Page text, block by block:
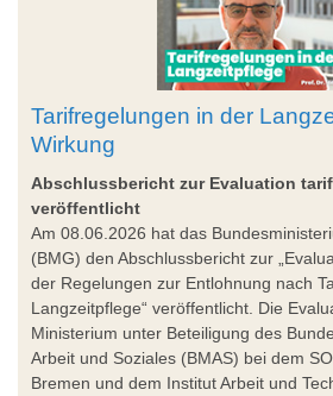
Tarifregelungen in der
Wirkung
Abschlussbericht zur Evaluation
veröffentlicht
Am 08.06.2026 hat das
(BMG) den Abschlussbericht zur
der Regelungen zur Entlohnung nach
Langzeitpflege“ veröffentlicht. Die
Ministerium unter Beteiligung des
Arbeit und Soziales (BMAS) bei dem
Bremen und dem Institut Arbeit und